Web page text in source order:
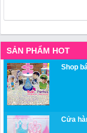
SẢN PHẨM HOT
Shop
Cửa